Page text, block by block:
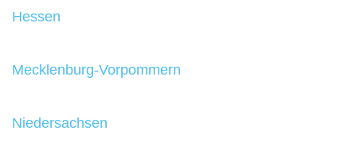
Hessen
Mecklenburg-Vorpommern
Niedersachsen